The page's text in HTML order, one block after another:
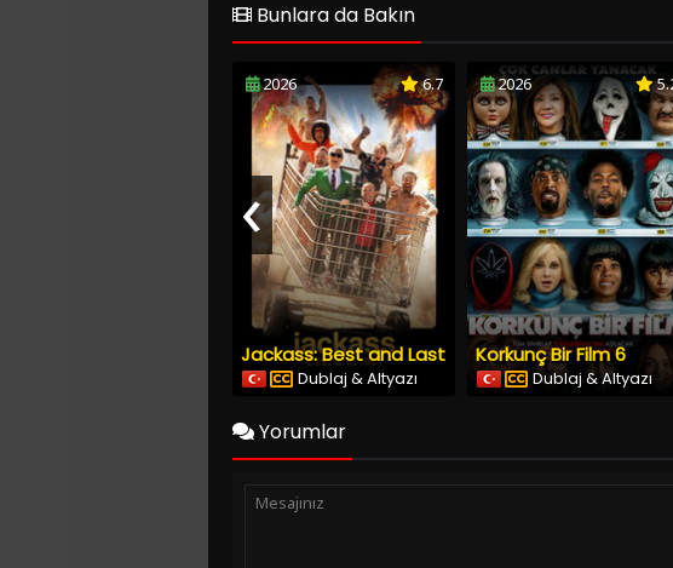
Bunlara da Bakın
2026 6.7
Jackass: Best and Last
Dublaj & Altyazı
2026
Korkunç Bir Film 6
Dublaj & Altyazı
‹
Yorumlar